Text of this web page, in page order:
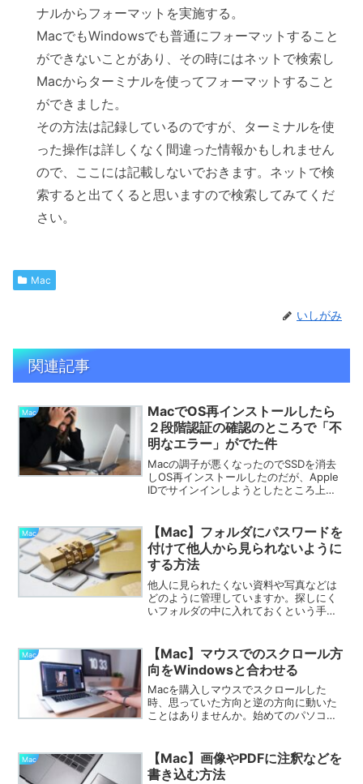
ナルからフォーマットを実施する。
MacでもWindowsでも普通にフォーマットすること
ができないことがあり、その時にはネットで検索し
Macからターミナルを使ってフォーマットすること
ができました。
その方法は記録しているのですが、ターミナルを使
った操作は詳しくなく間違った情報かもしれません
ので、ここには記載しないでおきます。ネットで検
索すると出てくると思いますので検索してみてくだ
さい。
Mac
いしがみ
関連記事
Mac
MacでOS再インストールしたら
２段階認証の確認のところで「不
明なエラー」がでた件
Macの調子が悪くなったのでSSDを消去
しOS再インストールしたのだが、Apple
IDでサインインしようとしたところ上手
品に確認コードは届くのだが、その確...
Mac
【Mac】フォルダにパスワードを
付けて他人から見られないように
する方法
他人に見られたくない資料や写真などは
どのように管理していますか。探しにく
いフォルダの中に入れておくという手も
フォルダにパスワードを付けておけば安
心です。これから記載する...
Mac
【Mac】マウスでのスクロール方
向をWindowsと合わせる
Macを購入しマウスでスクロールした
時、思っていた方向と逆の方向に動いた
ことはありませんか。始めてのパソコン
和感ありまくりです。解決する方法は、
スクロールの設定...
Mac
【Mac】画像やPDFに注釈などを
書き込む方法